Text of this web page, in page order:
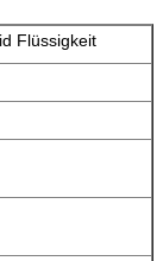
Flüssigkeit